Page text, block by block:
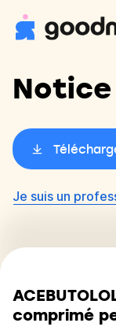
Je suis un
comprimé